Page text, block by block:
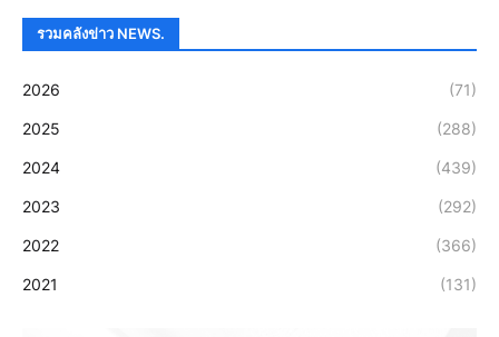
รวมคลังข่าว NEWS.
2026 (71)
2025 (288)
2024 (439)
2023 (292)
2022 (366)
2021 (131)